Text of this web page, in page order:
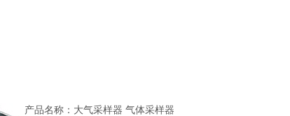
产品名称：大气采样器 气体采样器